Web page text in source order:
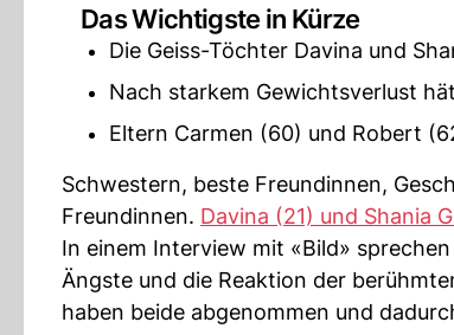
Das Wichtigste in Kürze
Die Geiss-Töchter Davina und
Nach starkem Gewichtsverlust
Eltern Carmen (60) und Robert
Schwestern, beste Freundinnen,
Freundinnen. Davina (21) und Shania
In einem Interview mit «Bild»
Ängste und die Reaktion der
haben beide abgenommen und